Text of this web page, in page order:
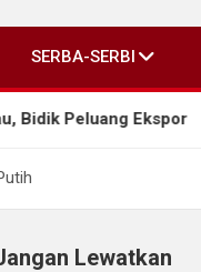
SERBA-SERBI
Ekspor
Lewatkan